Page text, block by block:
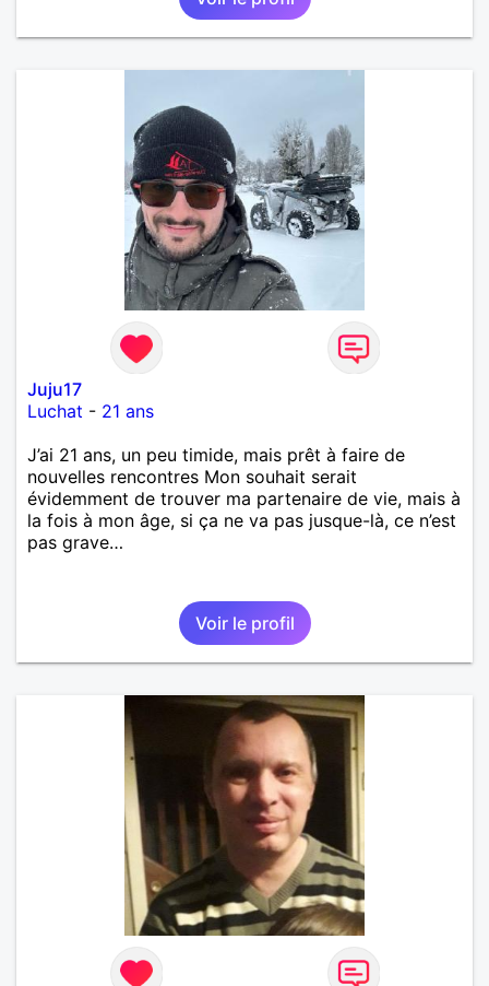
Juju17
Luchat - 21 ans
J’ai 21 ans, un peu timide, mais prêt à faire de
nouvelles rencontres Mon souhait serait
évidemment de trouver ma partenaire de vie, mais à
la fois à mon âge, si ça ne va pas jusque-là, ce n’est
pas grave…
Voir le profil